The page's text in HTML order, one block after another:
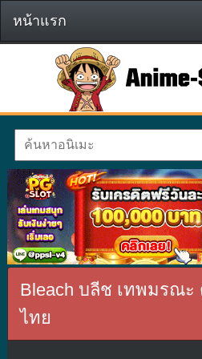
หน้าแรก
Bleach บลีช เทพมรณะ
ไทย